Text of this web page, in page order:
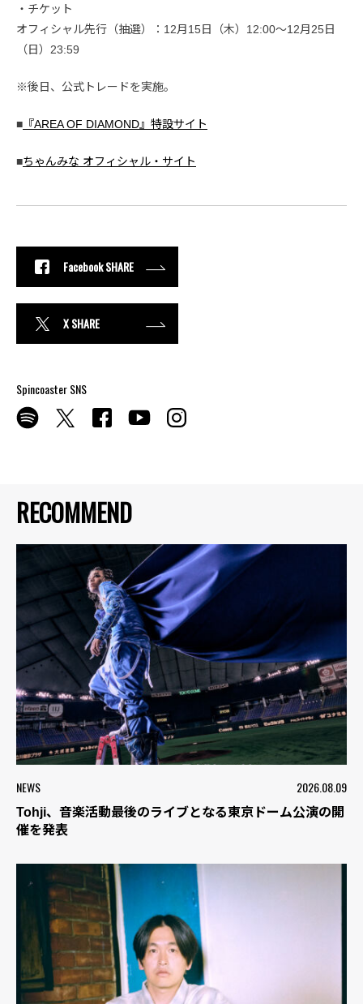
RECOMMEND
NEWS 2026.08.09
Tohji、音楽活動最後のライブとなる東京ドーム公演の開
催を発表
・チケット
オフィシャル先行（抽選）：12月15日（木）12:00～12月25日
（日）23:59
※後日、公式トレードを実施。
■ 『AREA OF DIAMOND』特設サイト
■ちゃんみな オフィシャル・サイト
Facebook SHARE
X SHARE
Spincoaster SNS